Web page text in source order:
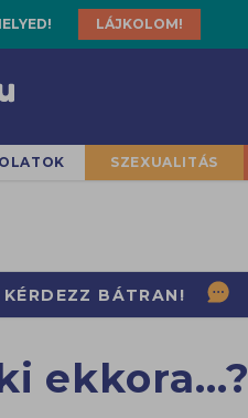
LÁJKOLOM!
SZEXUALITÁS
KÉRDEZZ BÁTRAN!
ekkora…?